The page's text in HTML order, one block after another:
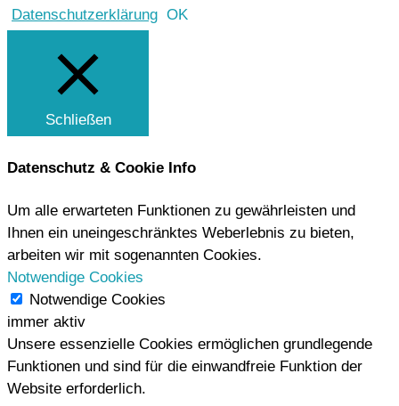
Datenschutzerklärung OK
Schließen
Datenschutz & Cookie Info
Um alle erwarteten Funktionen zu gewährleisten und
Ihnen ein uneingeschränktes Weberlebnis zu bieten,
arbeiten wir mit sogenannten Cookies.
Notwendige Cookies
Notwendige Cookies
immer aktiv
Unsere essenzielle Cookies ermöglichen grundlegende
Funktionen und sind für die einwandfreie Funktion der
Website erforderlich.